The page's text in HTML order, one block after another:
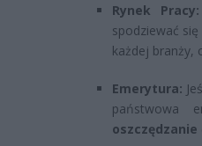
Rynek Pracy:
spodziewać
każdej branży,
Emerytura:
państwowa
oszczędzanie